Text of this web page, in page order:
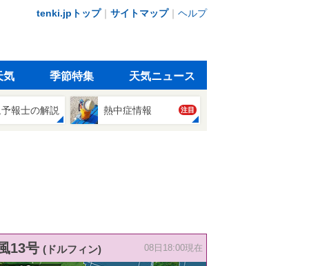
tenki.jpトップ｜ サイトマップ｜ ヘルプ
気 季節特集 天気ニュース
報士の解説 熱中症情報 注目
13号 (ドルフィン) 08日18:00現在